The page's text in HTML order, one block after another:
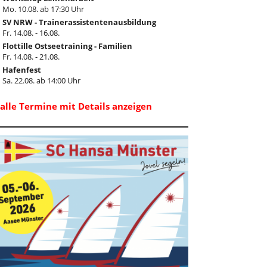
Mo. 10.08. ab 17:30 Uhr
SV NRW - Trainerassistentenausbildung
Fr. 14.08. - 16.08.
Flottille Ostseetraining - Familien
Fr. 14.08. - 21.08.
Hafenfest
Sa. 22.08. ab 14:00 Uhr
Termine mit Details anzeigen